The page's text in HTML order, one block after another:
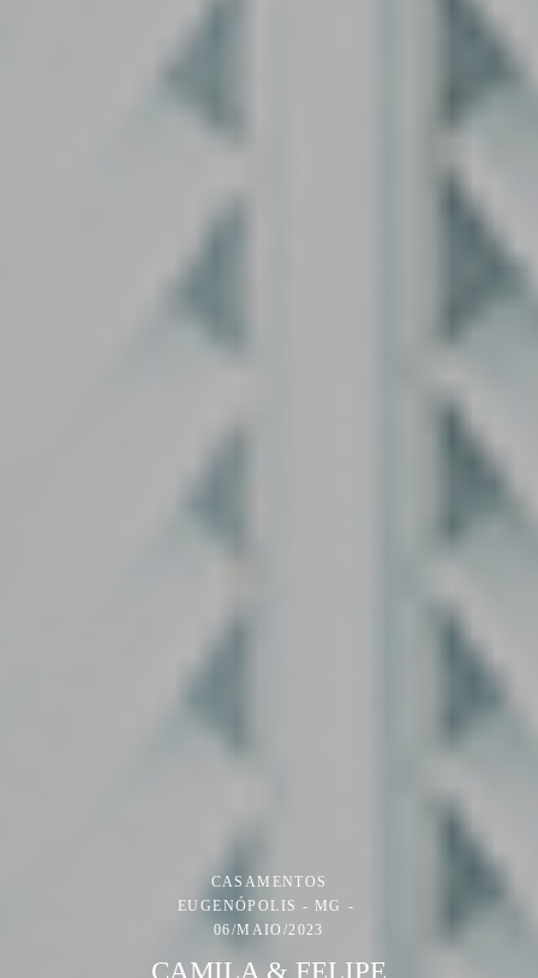
CASAMENTOS
EUGENÓPOLIS - MG
06/MAIO/2023
CAMILA & FELIPE